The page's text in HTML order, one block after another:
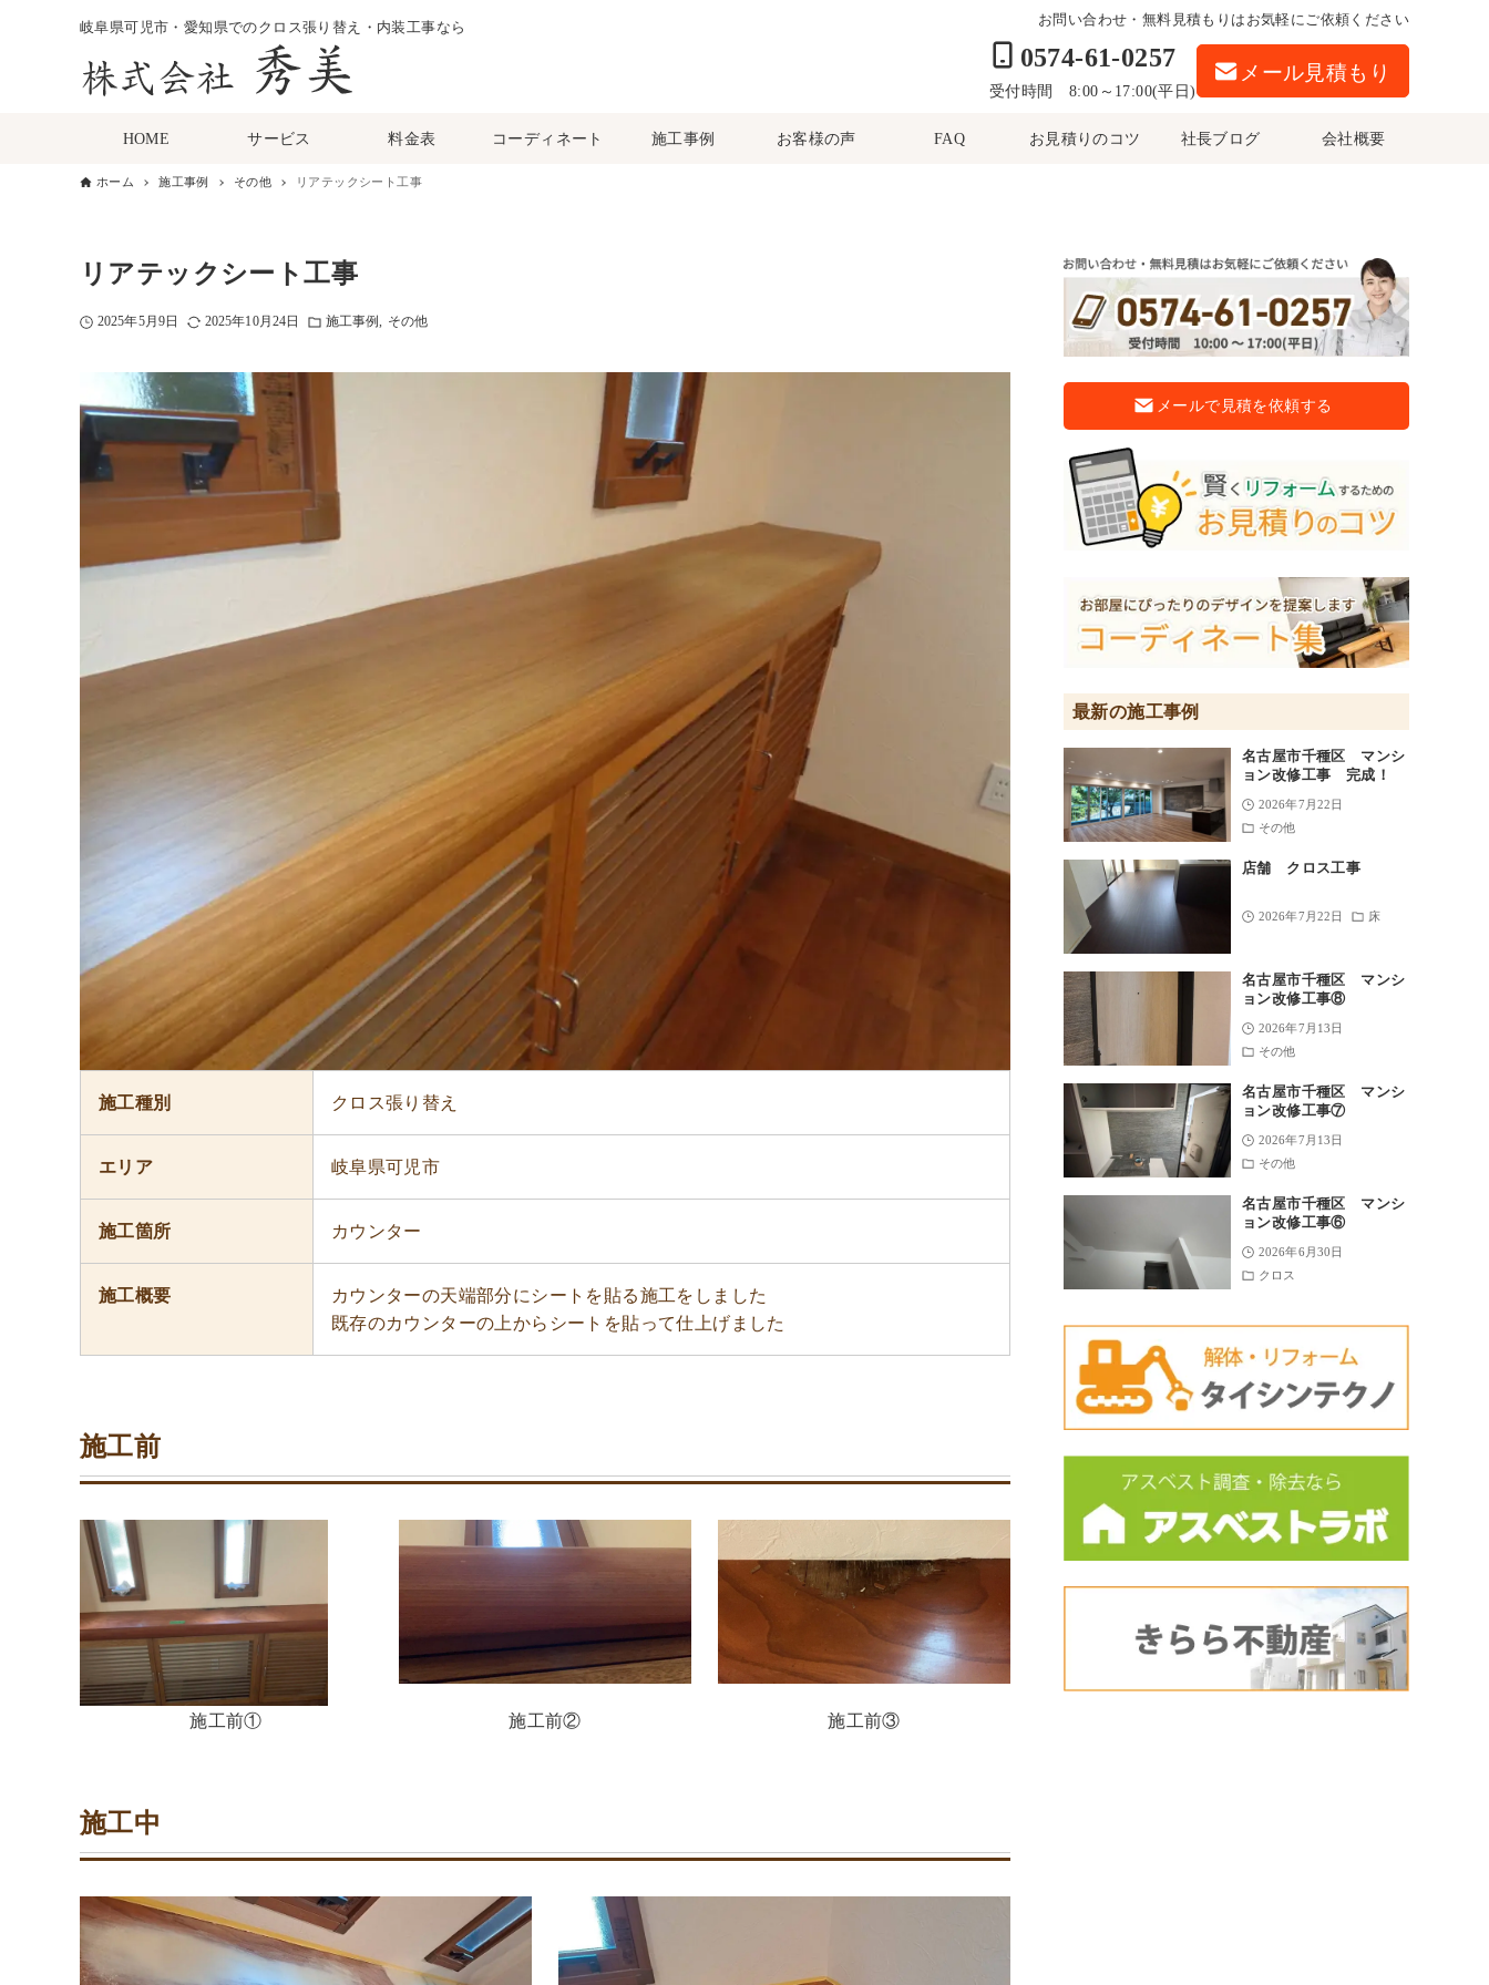
岐阜県可児市・愛知県でのクロス張り替え・内装工事なら お問い合わせ・無料見積もりはお気軽にご依頼ください
0574-61-0257
受付時間 8:00～17:00(平日)
メール見積もり
HOME サービス 料金表 コーディネート 施工事例 お客様の声 FAQ お見積りのコツ 社長ブログ 会社概要
ホーム 施工事例 その他 リアテックシート工事
リアテックシート工事
2025年5月9日 2025年10月24日 施工事例 その他
施工種別 クロス張り替え
エリア 岐阜県可児市
施工箇所 カウンター
施工概要
カウンターの天端部分にシートを貼る施工をしました
既存のカウンターの上からシートを貼って仕上げました
施工前
施工前① 施工前② 施工前③
施工中
メールで見積を依頼する
最新の施工事例
名古屋市千種区 マンシ
ョン改修工事 完成！
2026年7月22日
その他
店舗 クロス工事
2026年7月22日 床
名古屋市千種区 マンシ
ョン改修工事⑧
2026年7月13日
その他
名古屋市千種区 マンシ
ョン改修工事⑦
2026年7月13日
その他
名古屋市千種区 マンシ
ョン改修工事⑥
2026年6月30日
クロス